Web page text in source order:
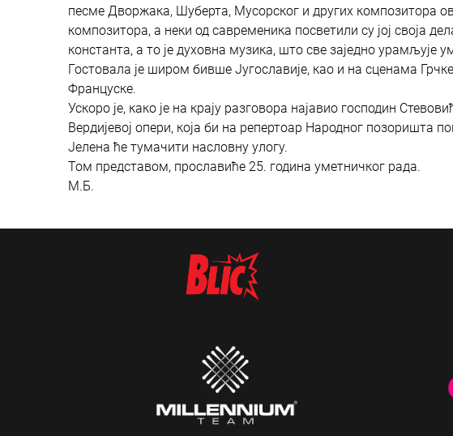
песме Дворжака, Шуберта, Мусорског и других композитора
композитора, а неки од савременика посветили су јој своја
константа, а то је духовна музика, што све заједно урамљује
Гостовала је широм бивше Југославије, као и на сценама
Француске.
Ускоро је, како је на крају разговора најавио господин
Вердијевој опери, која би на репертоар Народног позоришта
Јелена ће тумачити насловну улогу.
Том представом, прославиће 25. година уметничког рада.
М.Б.